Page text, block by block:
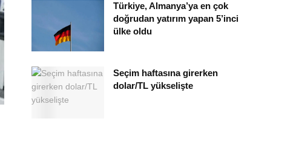
Türkiye, Almanya’ya en çok
doğrudan yatırım yapan 5’inci
ülke oldu
Seçim haftasına girerken
dolar/TL yükselişte